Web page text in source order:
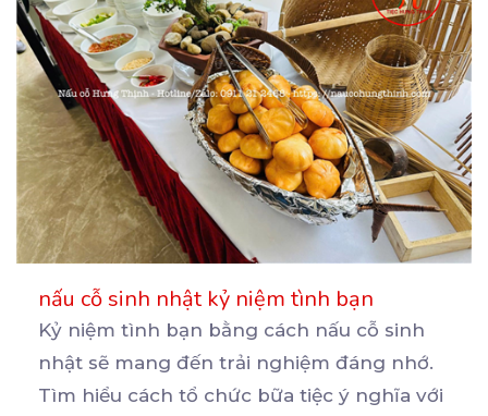
nấu cỗ sinh nhật kỷ niệm tình bạn
Kỷ niệm tình bạn bằng cách nấu cỗ sinh
nhật sẽ mang đến trải nghiệm đáng nhớ.
Tìm hiểu cách tổ chức bữa tiệc ý nghĩa với